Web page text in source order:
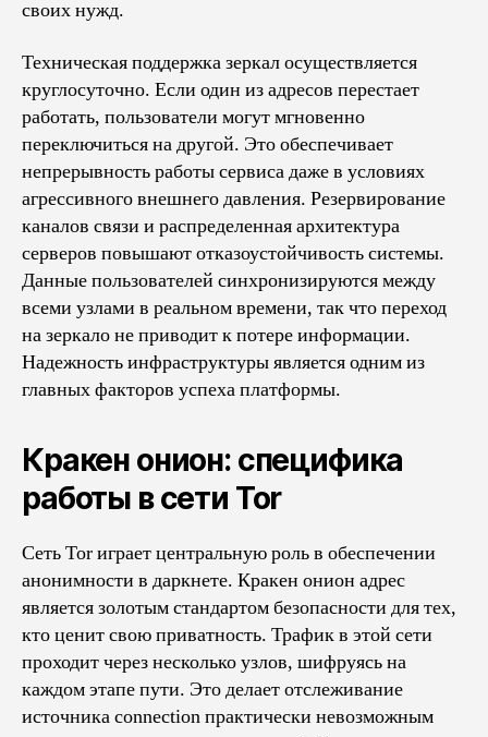
своих нужд.
Техническая поддержка зеркал осуществляется
круглосуточно. Если один из адресов перестает
работать, пользователи могут мгновенно
переключиться на другой. Это обеспечивает
непрерывность работы сервиса даже в условиях
агрессивного внешнего давления. Резервирование
каналов связи и распределенная архитектура
серверов повышают отказоустойчивость системы.
Данные пользователей синхронизируются между
всеми узлами в реальном времени, так что переход
на зеркало не приводит к потере информации.
Надежность инфраструктуры является одним из
главных факторов успеха платформы.
Кракен онион: специфика
работы в сети Tor
Сеть Tor играет центральную роль в обеспечении
анонимности в даркнете. Кракен онион адрес
является золотым стандартом безопасности для тех,
кто ценит свою приватность. Трафик в этой сети
проходит через несколько узлов, шифруясь на
каждом этапе пути. Это делает отслеживание
источника connection практически невозможным